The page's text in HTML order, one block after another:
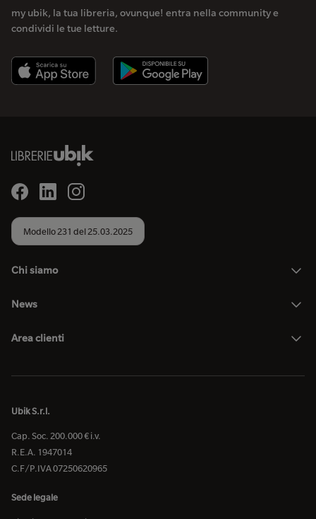
my ubik, la tua libreria, ovunque! entra nella community e
condividi le tue letture.
Modello 231 del 25.03.2025
Chi siamo
News
Area clienti
Ubik S.r.l.
Cap. Soc. 200.000 € i.v.
R.E.A. 1947014
C.F/P.IVA 07250620965
Sede legale